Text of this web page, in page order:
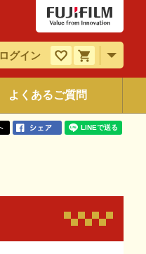
ログイン
よくあるご質問